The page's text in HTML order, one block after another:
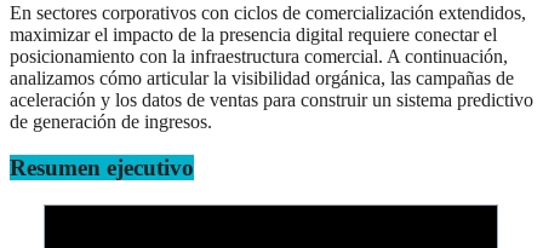
En sectores corporativos con ciclos de comercialización extendidos,
maximizar el impacto de la presencia digital requiere conectar el
posicionamiento con la infraestructura comercial. A continuación,
analizamos cómo articular la visibilidad orgánica, las campañas de
aceleración y los datos de ventas para construir un sistema predictivo
de generación de ingresos.
Resumen ejecutivo